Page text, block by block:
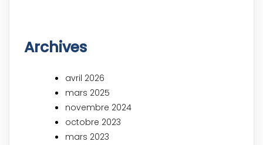
Archives
avril 2026
mars 2025
novembre 2024
octobre 2023
mars 2023